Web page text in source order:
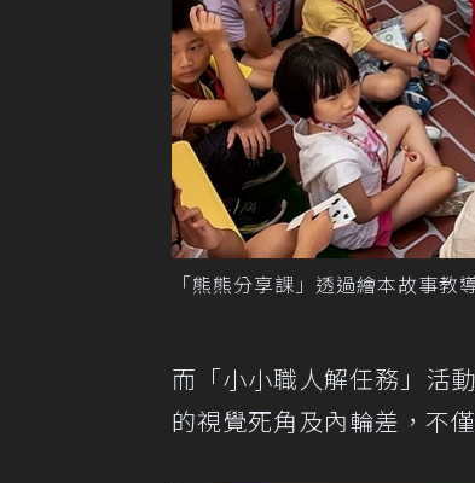
「熊熊分享課」透過繪本故事
而「小小職人解任務」活
的視覺死角及內輪差，不